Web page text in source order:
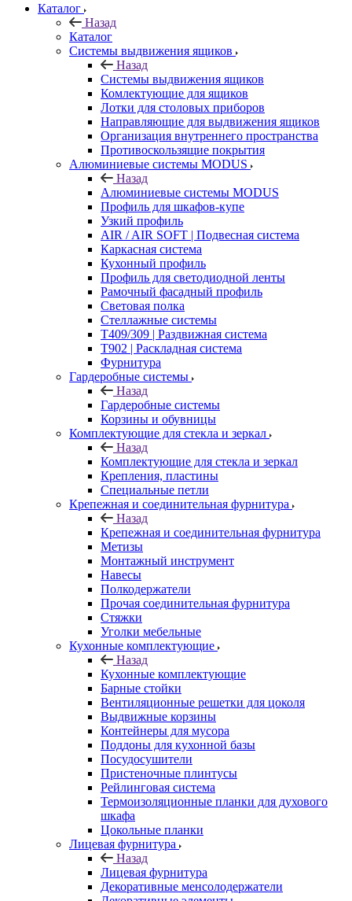
Каталог
Назад
Каталог
Системы выдвижения ящиков
Назад
Системы выдвижения ящиков
Комлектующие для ящиков
Лотки для столовых приборов
Направляющие для выдвижения ящиков
Организация внутреннего пространства
Противоскользящие покрытия
Алюминиевые системы MODUS
Назад
Алюминиевые системы MODUS
Профиль для шкафов-купе
Узкий профиль
AIR / AIR SOFT | Подвесная система
Каркасная система
Кухонный профиль
Профиль для светодиодной ленты
Рамочный фасадный профиль
Световая полка
Стеллажные системы
Т409/309 | Раздвижная система
Т902 | Раскладная система
Фурнитура
Гардеробные системы
Назад
Гардеробные системы
Корзины и обувницы
Комплектующие для стекла и зеркал
Назад
Комплектующие для стекла и зеркал
Крепления, пластины
Специальные петли
Крепежная и соединительная фурнитура
Назад
Крепежная и соединительная фурнитура
Метизы
Монтажный инструмент
Навесы
Полкодержатели
Прочая соединительная фурнитура
Стяжки
Уголки мебельные
Кухонные комплектующие
Назад
Кухонные комплектующие
Барные стойки
Вентиляционные решетки для цоколя
Выдвижные корзины
Контейнеры для мусора
Поддоны для кухонной базы
Посудосушители
Пристеночные плинтусы
Рейлинговая система
Термоизоляционные планки для духового
шкафа
Цокольные планки
Лицевая фурнитура
Назад
Лицевая фурнитура
Декоративные менсолодержатели